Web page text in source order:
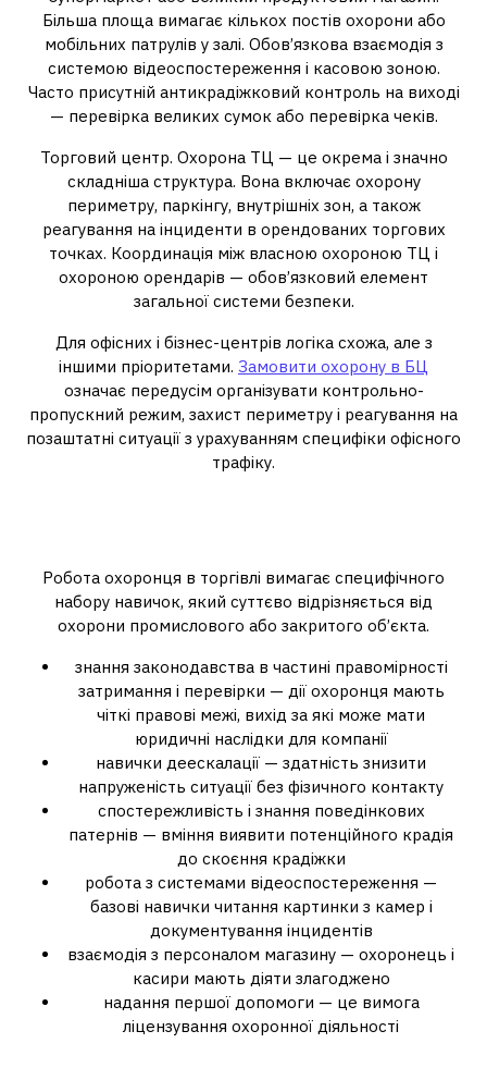
Більша площа вимагає кількох постів охорони або
мобільних патрулів у залі. Обов’язкова взаємодія з
системою відеоспостереження і касовою зоною.
Часто присутній антикрадіжковий контроль на виході
— перевірка великих сумок або перевірка чеків.
Торговий центр. Охорона ТЦ — це окрема і значно
складніша структура. Вона включає охорону
периметру, паркінгу, внутрішніх зон, а також
реагування на інциденти в орендованих торгових
точках. Координація між власною охороною ТЦ і
охороною орендарів — обов’язковий елемент
загальної системи безпеки.
Для офісних і бізнес-центрів логіка схожа, але з
іншими пріоритетами. Замовити охорону в БЦ
означає передусім організувати контрольно-
пропускний режим, захист периметру і реагування на
позаштатні ситуації з урахуванням специфіки офісного
трафіку.
Робота охоронця в торгівлі вимагає специфічного
набору навичок, який суттєво відрізняється від
охорони промислового або закритого об’єкта.
знання законодавства в частині правомірності
затримання і перевірки — дії охоронця мають
чіткі правові межі, вихід за які може мати
юридичні наслідки для компанії
навички деескалації — здатність знизити
напруженість ситуації без фізичного контакту
спостережливість і знання поведінкових
патернів — вміння виявити потенційного крадія
до скоєння крадіжки
робота з системами відеоспостереження —
базові навички читання картинки з камер і
документування інцидентів
взаємодія з персоналом магазину — охоронець і
касири мають діяти злагоджено
надання першої допомоги — це вимога
ліцензування охоронної діяльності